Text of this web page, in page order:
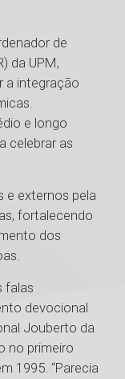
de
da UPM,
a integração
e longo
celebrar as
e externos pela
fortalecendo
dos
falas
devocional
Jouberto da
no primeiro
1995. “Parecia